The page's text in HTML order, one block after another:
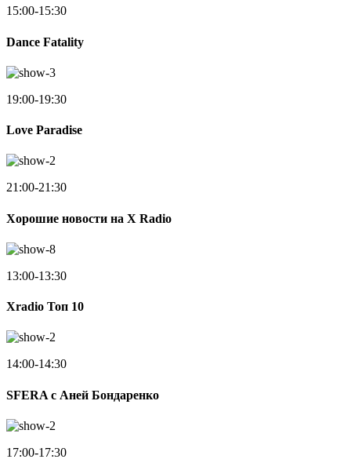
15:00-15:30
Dance Fatality
19:00-19:30
Love Paradise
21:00-21:30
Хорошие новости на X Radio
13:00-13:30
Xradio Топ 10
14:00-14:30
SFERA с Аней Бондаренко
17:00-17:30